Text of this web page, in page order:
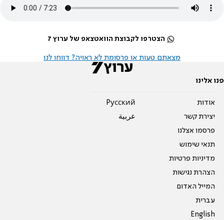
הצטרפו לקבוצת הוואטצאפ של ערוץ 7
מצאתם טעות או פרסומת לא ראויה? דווחו לנו
פנו אלינו
אודות
יצירת קשר
פרסמו אצלנו
תנאי שימוש
מדיניות פרטיות
הצהרת נגישות
המייל האדום
עברית
English
Pусский
عربية